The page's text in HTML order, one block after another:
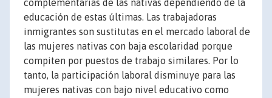
complementarias de las nativas dependiendo de la
educación de estas últimas. Las trabajadoras
inmigrantes son sustitutas en el mercado laboral de
las mujeres nativas con baja escolaridad porque
compiten por puestos de trabajo similares. Por lo
tanto, la participación laboral disminuye para las
mujeres nativas con bajo nivel educativo como